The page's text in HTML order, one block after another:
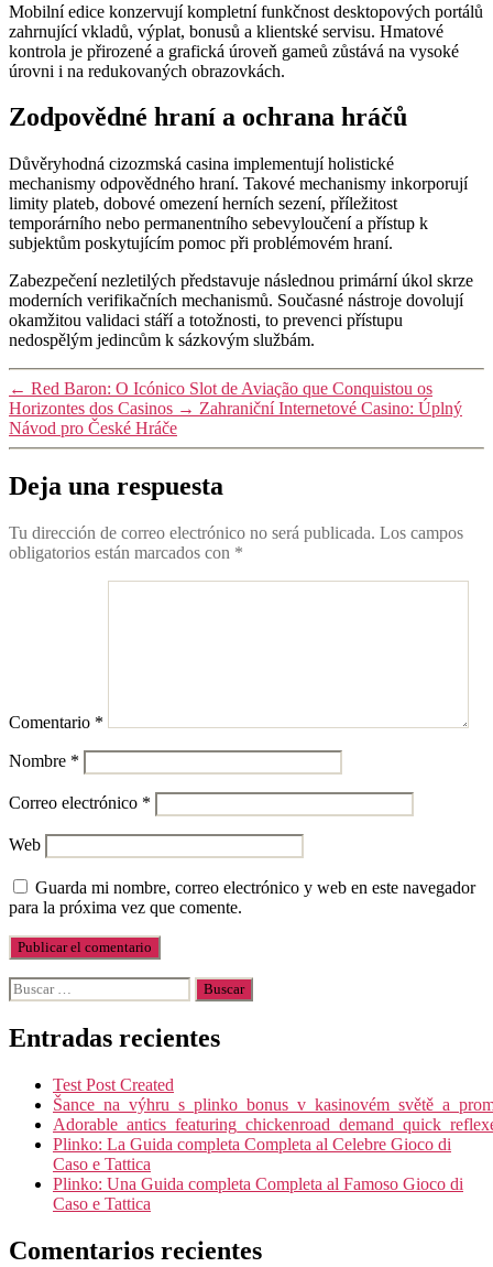
Mobilní edice konzervují kompletní funkčnost desktopových portálů
zahrnující vkladů, výplat, bonusů a klientské servisu. Hmatové
kontrola je přirozené a grafická úroveň gameů zůstává na vysoké
úrovni i na redukovaných obrazovkách.
Zodpovědné hraní a ochrana hráčů
Důvěryhodná cizozmská casina implementují holistické
mechanismy odpovědného hraní. Takové mechanismy inkorporují
limity plateb, dobové omezení herních sezení, příležitost
temporárního nebo permanentního sebevyloučení a přístup k
subjektům poskytujícím pomoc při problémovém hraní.
Zabezpečení nezletilých představuje následnou primární úkol skrze
moderních verifikačních mechanismů. Současné nástroje dovolují
okamžitou validaci stáří a totožnosti, to prevenci přístupu
nedospělým jedincům k sázkovým službám.
← Red Baron: O Icónico Slot de Aviação que Conquistou os
Horizontes dos Casinos → Zahraniční Internetové Casino: Úplný
Návod pro České Hráče
Deja una respuesta
Tu dirección de correo electrónico no será publicada. Los campos
obligatorios están marcados con *
Comentario *
Nombre *
Correo electrónico *
Web
Guarda mi nombre, correo electrónico y web en este navegador
para la próxima vez que comente.
Buscar:
Entradas recientes
Test Post Created
Plinko: La Guida completa Completa al Celebre Gioco di
Caso e Tattica
Plinko: Una Guida completa Completa al Famoso Gioco di
Caso e Tattica
Comentarios recientes